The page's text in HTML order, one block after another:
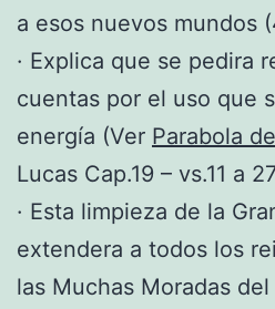
a esos nuevos mundos
· Explica que se pedira
cuentas por el uso que
energía (Ver Parabola
Lucas Cap.19 – vs.11 a
· Esta limpieza de la
extendera a todos los
las Muchas Moradas